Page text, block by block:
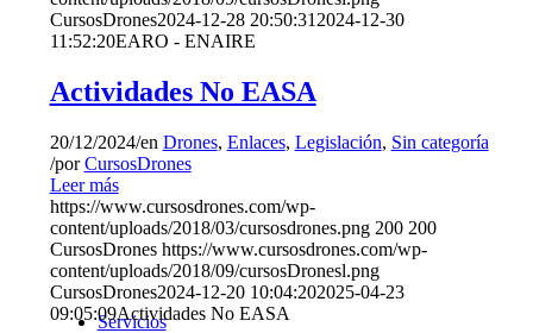
Servicios
CursosDrones2024-12-28 20:50:31 2024-12-30
11:52:20EARO - ENAIRE
Actividades No EASA
20/12/2024/en Drones, Enlaces, Legislación, Sin categoría
/porCursosDrones
Leer más
https://www.cursosdrones.com/wp-
content/uploads/2018/03/cursosdrones.png 200 200
CursosDrones https://www.cursosdrones.com/wp-
content/uploads/2018/09/cursosDronesl.png
CursosDrones2024-12-20 10:04:202025-04-23
09:05:09Actividades No EASA